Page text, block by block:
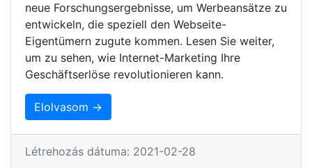
neue Forschungsergebnisse, um Werbeansätze zu
entwickeln, die speziell den Webseite-
Eigentümern zugute kommen. Lesen Sie weiter,
um zu sehen, wie Internet-Marketing Ihre
Geschäftserlöse revolutionieren kann.
Elolvasom →
Létrehozás dátuma: 2021-02-28